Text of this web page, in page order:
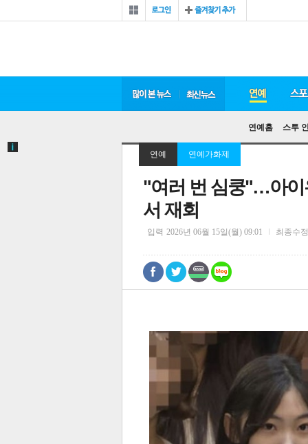
즐겨찾기
많이 본 뉴스 최신 뉴스
연예홈 스투
스
연예 연예가화제
"여러 번 심쿵"…아이
서 재회
입력 2026년 06월 15일(월) 09:01 최종수정
0